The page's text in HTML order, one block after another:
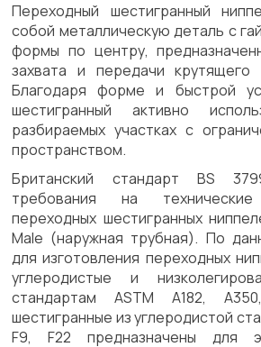
Переходный шестигранный
собой металлическую деталь с
формы по центру,
захвата и передачи
Благодаря форме и быстрой
шестигранный активно
разбираемых участках с
пространством.
Британский стандарт BS
требования на технические
переходных шестигранных
Male (наружная трубная). По
для изготовления переходных
углеродистые и
стандартам ASTM A182,
шестигранные из углеродистой
F9, F22 предназначены для